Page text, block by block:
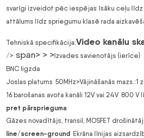
svarīgi izveidot pēc iespējas īsāku ceļu līdz
attālums līdz spriegumu klasē rada
Tehniskā specifikācija:Video kanālu
/> span> > > Izvades savienotājs (ierīce)
BNC ligzda
Joslas platums 50MHz>Vājināšanās mazs.:1 z
16 barošanas avota kanāli 12V vai 24V 800 V
pret pārsprieguma
Gāzes novadītājs, transil, MOSFET
line/screen-ground Ekrāna līnijas